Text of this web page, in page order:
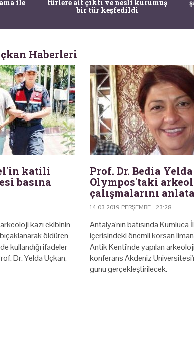
ile türlere ait çıktı ve nesli kurumuş
bir tür keşfedildi
Haberleri
katili
basına
kazı ekibinin
öldüren
kullandığı ifadeler
Dr. Yelda Uçkan,
Prof. Dr. Bedia
Olympos'taki
çalışmalarını
14.03.2019 PERŞEMBE - 23:28
Antalya'nın batısında Kumluca
içerisindeki önemli korsan
Antik Kenti'nde yapılan
konferans Akdeniz
günü gerçekleştirilecek.